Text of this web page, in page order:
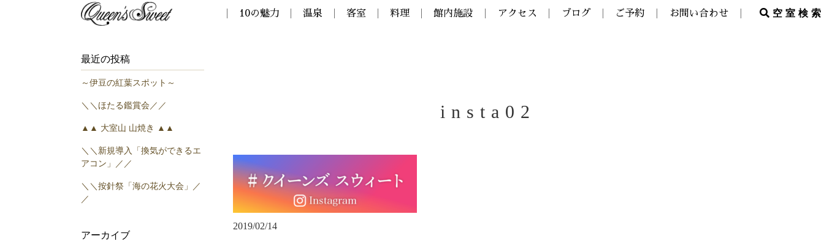
10の魅力 温泉 客室 料理 館内施設 アクセス ブログ ご予約 お問い合わせ 空室検索
insta02
2019/02/14
最近の投稿
～伊豆の紅葉スポット～
＼＼ほたる鑑賞会／／
▲▲ 大室山 山焼き ▲▲
＼＼新規導入「換気ができるエ
アコン」／／
＼＼按針祭「海の花火大会」／
／
アーカイブ